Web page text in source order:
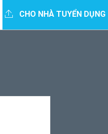
CHO NHÀ TUYỂN DỤNG